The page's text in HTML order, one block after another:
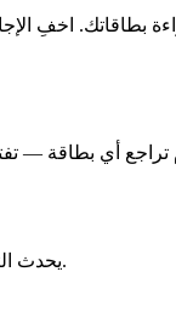
يحدث التوطيد الذاكري أساسًا أثناء النوم العميق. ليلة قصيرة بعد تعلم مكثف تمحو جزءًا من ما رمّزته للتو. ليست هذه توصية نمط حياة — بل علم أعصاب.